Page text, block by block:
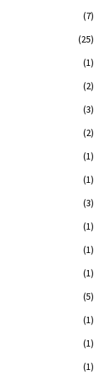
(7)
(25)
(1)
(2)
(3)
(2)
(1)
(1)
(3)
(1)
(1)
(1)
(5)
(1)
(1)
(1)